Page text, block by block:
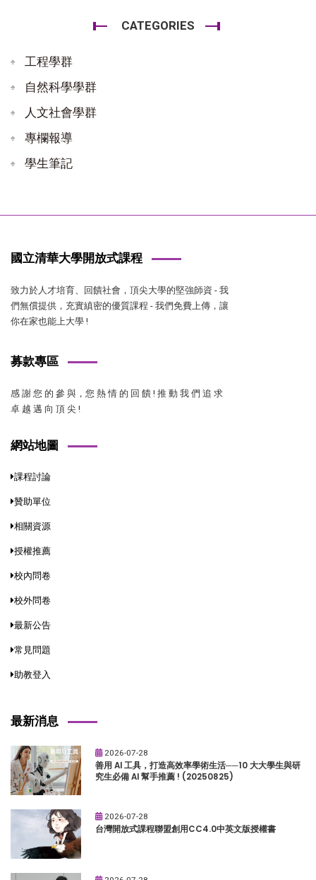
CATEGORIES
工程學群
自然科學學群
人文社會學群
專欄報導
學生筆記
國立清華大學開放式課程
致力於人才培育、回饋社會，頂尖大學的堅強師資 - 我
們無償提供，充實縝密的優質課程 - 我們免費上傳，讓
你在家也能上大學 !
募款專區
感 謝 您 的 參 與，您 熱 情 的 回 饋 ! 推 動 我 們 追 求
卓 越 邁 向 頂 尖 !
網站地圖
課程討論
贊助單位
相關資源
授權推薦
校內問卷
校外問卷
最新公告
常見問題
助教登入
最新消息
2026-07-28
善用 AI 工具，打造高效率學術生活──10 大大學生與研
究生必備 AI 幫手推薦 ! (20250825)
2026-07-28
台灣開放式課程聯盟創用CC4.0中英文版授權書